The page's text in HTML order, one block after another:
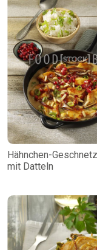
Hähnchen-
mit Datteln